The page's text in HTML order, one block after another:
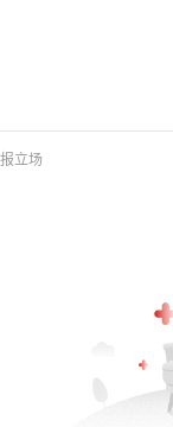
立场